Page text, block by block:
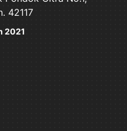
42117
2021